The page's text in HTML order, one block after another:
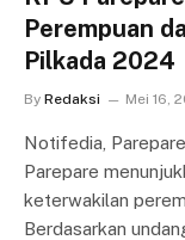
Perempuan
Pilkada 2024
By Redaksi Mei 16,
Notifedia,
Parepare
keterwakilan
Berdasarkan